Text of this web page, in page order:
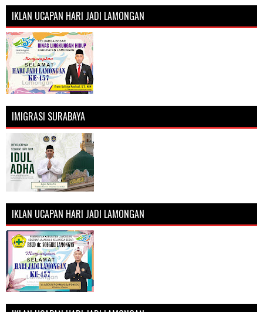
IKLAN UCAPAN HARI JADI LAMONGAN
IMIGRASI SURABAYA
IKLAN UCAPAN HARI JADI LAMONGAN